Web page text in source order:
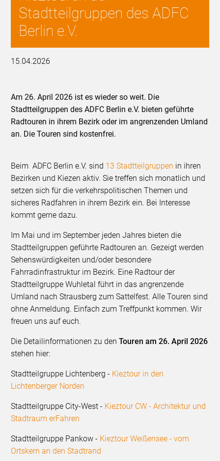
Stadtteilgruppen des ADFC
Berlin e.V.
15.04.2026
Am 26. April 2026 ist es wieder so weit. Die
Stadtteilgruppen des ADFC Berlin e.V. bieten geführte
Radtouren in ihrem Bezirk oder im angrenzenden Umland
an. Die Touren sind kostenfrei.
Beim ADFC Berlin e.V. sind 13 Stadtteilgruppen in ihren
Bezirken und Kiezen aktiv. Sie treffen sich monatlich und
setzen sich für die verkehrspolitischen Themen und
sicheres Radfahren in ihrem Bezirk ein. Bei Interesse
kommt gerne dazu.
Im Mai und im September jeden Jahres bieten die
Stadtteilgruppen geführte Radtouren an. Gezeigt werden
Sehenswürdigkeiten und/oder besondere
Fahrradinfrastruktur im Bezirk. Eine Radtour der
Stadtteilgruppe Wuhletal führt in das angrenzende
Umland nach Strausberg zum Sattelfest. Alle Touren sind
ohne Anmeldung. Einfach zum Treffpunkt kommen. Wir
freuen uns auf euch.
Die Detailinformationen zu denTouren am 26. April 2026
stehen hier:
Stadtteilgruppe Lichtenberg - Kieztour in den
Lichtenberger Norden
Stadtteilgruppe City-West - Kieztour CW - Architektur und
Stadtraum erFahren
Stadtteilgruppe Pankow - Kieztour Weißensee - vom
Ortskern an den Stadtrand